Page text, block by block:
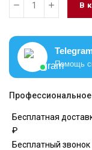
В
Помощь
Бесплатная
₽
Бесплатный